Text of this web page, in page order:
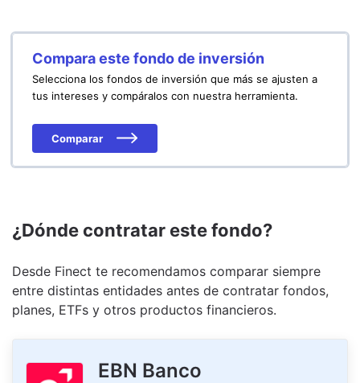
Compara este fondo de inversión
Selecciona los fondos de inversión que más se ajusten a
tus intereses y compáralos con nuestra herramienta.
Comparar
¿Dónde contratar este fondo?
Desde Finect te recomendamos comparar siempre
entre distintas entidades antes de contratar fondos,
planes, ETFs y otros productos financieros.
EBN Banco